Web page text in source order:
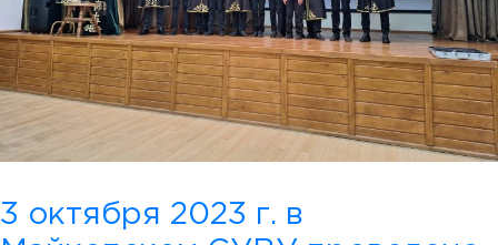
3 октября 2023 г. в